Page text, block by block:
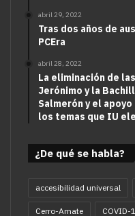
abril 29, 2022
Tras dos años de
PCEra
abril 28, 2022
La eliminación de
Jerónimo y la
Salmerón y el
los temas que IU
¿De qué se habla?
accesibilidad universal
Cerro-Amate COVID-